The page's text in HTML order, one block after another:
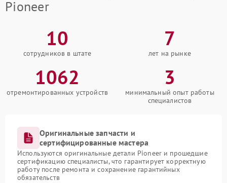
Pioneer
10
сотрудников в штате
7
лет на рынке
1062
отремонтированных устройств
3
минимальный опыт работы
специалистов
Оригинальные запчасти и
сертифицированные мастера
Используются оригинальные детали Pioneer и прошедшие
сертификацию специалисты, что гарантирует корректную
работу после ремонта и сохранение гарантийных
обязательств